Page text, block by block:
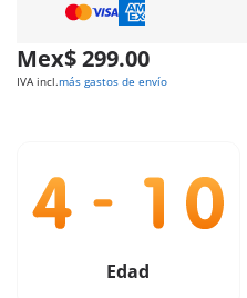
Mex$ 299.00
IVA incl.más gastos de envío
Edad